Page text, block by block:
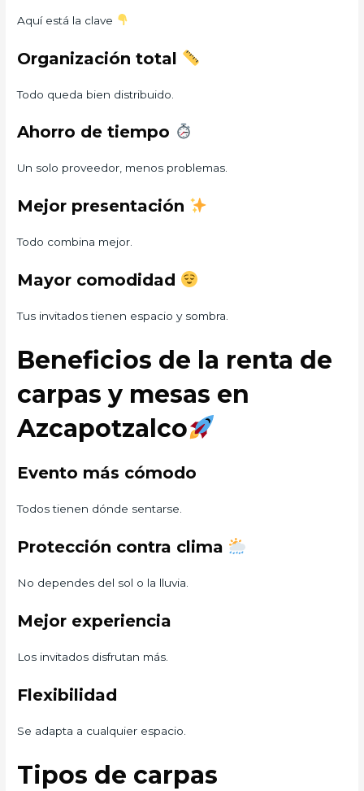
Aquí está la clave
Organización total
Todo queda bien distribuido.
Ahorro de tiempo
Un solo proveedor, menos problemas.
Mejor presentación
Todo combina mejor.
Mayor comodidad
Tus invitados tienen espacio y sombra.
Beneficios de la renta de
carpas y mesas en
Azcapotzalco
Evento más cómodo
Todos tienen dónde sentarse.
Protección contra clima
No dependes del sol o la lluvia.
Mejor experiencia
Los invitados disfrutan más.
Flexibilidad
Se adapta a cualquier espacio.
Tipos de carpas